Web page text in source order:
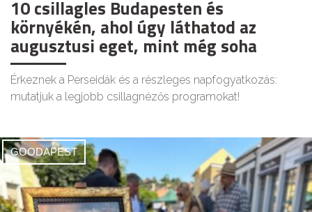
10 csillagles Budapesten és
környékén, ahol úgy láthatod az
augusztusi eget, mint még soha
Érkeznek a Perseidák és a részleges napfogyatkozás:
mutatjuk a legjobb csillagnézős programokat!
GOODAPEST